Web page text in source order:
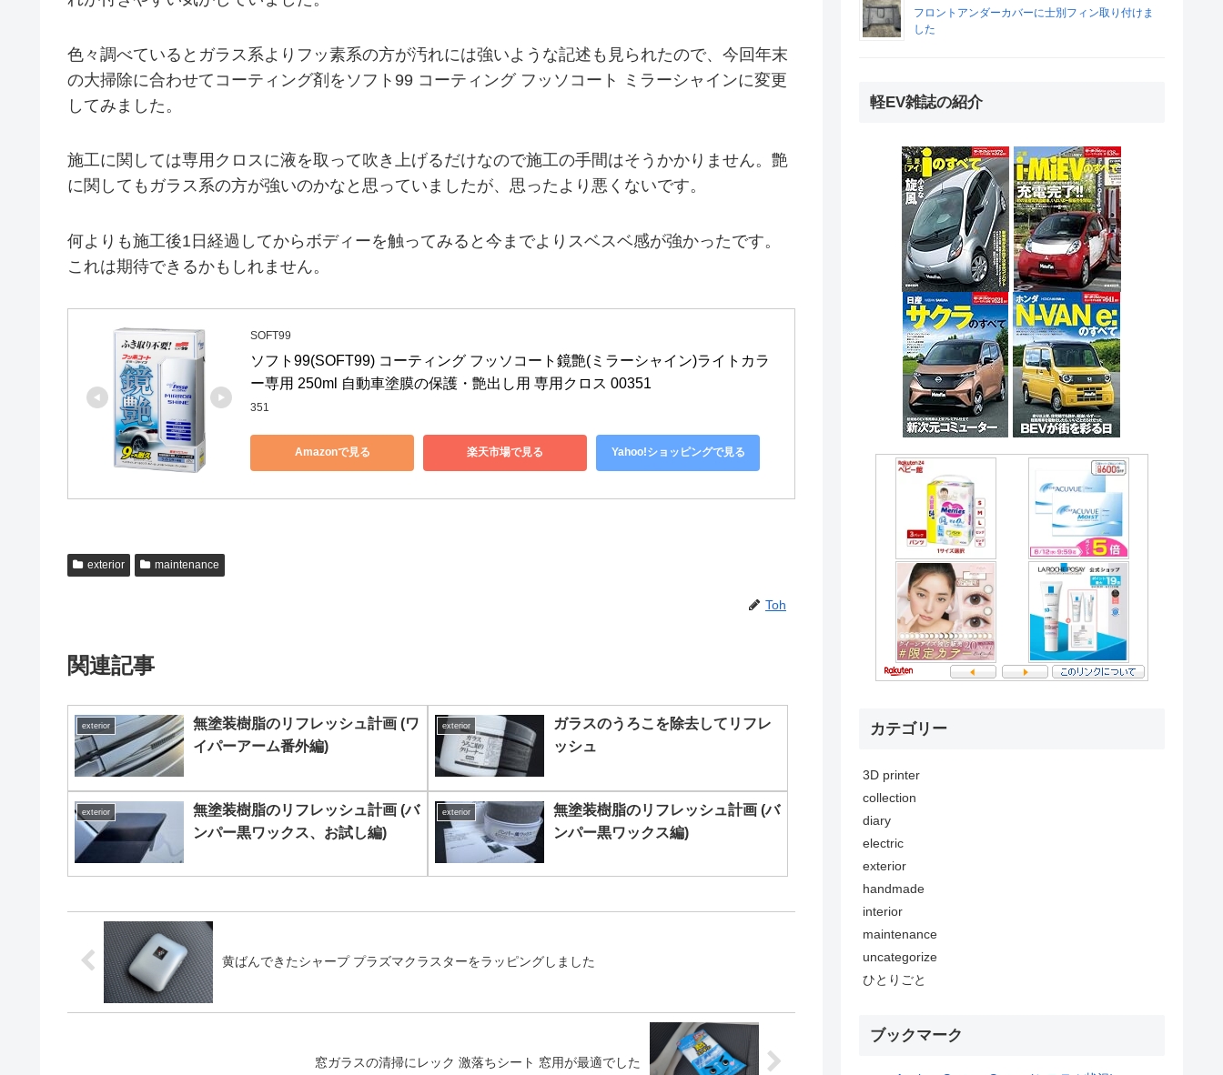
色々調べているとガラス系よりフッ素系の方が汚れには強いような記述も見られたので、今回年末
の大掃除に合わせてコーティング剤をソフト99 コーティング フッソコート ミラーシャインに変更
してみました。
施工に関しては専用クロスに液を取って吹き上げるだけなので施工の手間はそうかかりません。艶
に関してもガラス系の方が強いのかなと思っていましたが、思ったより悪くないです。
何よりも施工後1日経過してからボディーを触ってみると今までよりスベスベ感が強かったです。
これは期待できるかもしれません。
SOFT99
ソフト99(SOFT99) コーティング フッソコート鏡艶(ミラーシャイン)ライトカラ
ー専用 250ml 自動車塗膜の保護・艶出し用 専用クロス 00351
351
Amazonで見る 楽天市場で見る Yahoo!ショッピングで見る
exterior maintenance
Toh
関連記事
exterior
無塗装樹脂のリフレッシュ計画 (ワ
イパーアーム番外編)
exterior
ガラスのうろこを除去してリフレ
ッシュ
exterior
無塗装樹脂のリフレッシュ計画 (バ
ンパー黒ワックス、お試し編)
exterior
無塗装樹脂のリフレッシュ計画 (バ
ンパー黒ワックス編)
黄ばんできたシャープ プラズマクラスターをラッピングしました
窓ガラスの清掃にレック 激落ちシート 窓用が最適でした
フロントアンダーカバーに士別フィン取り付けま
した
軽EV雑誌の紹介
カテゴリー
3D printer
collection
diary
electric
exterior
handmade
interior
maintenance
uncategorize
ひとりごと
ブックマーク